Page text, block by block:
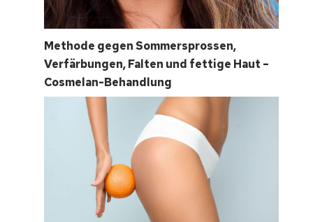
Methode gegen Sommersprossen,
Verfärbungen, Falten und fettige Haut –
Cosmelan-Behandlung